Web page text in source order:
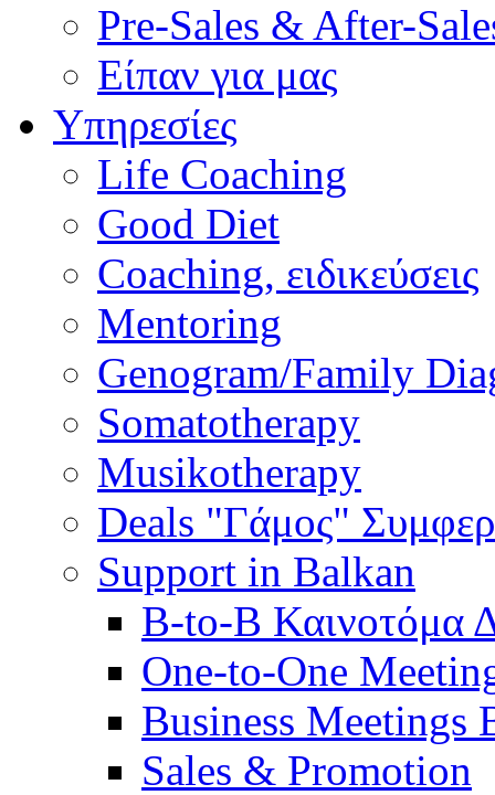
Pre-Sales & After-
Είπαν για μας
Υπηρεσίες
Life Coaching
Good Diet
Coaching, ειδικεύσεις
Mentoring
Genogram/Family
Somatotherapy
Musikotherapy
Deals "Γάμος"
Support in Balkan
B-to-B Καινοτόμα
One-to-One
Business Meetings
Sales & Promotion